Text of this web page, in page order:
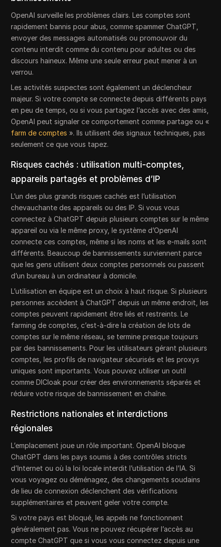
OpenAI surveille les problèmes clairs. Les comptes sont
rapidement bannis pour abus, comme spammer ChatGPT,
envoyer des messages automatisés ou promouvoir du
contenu interdit comme du contenu pour adultes ou des
discours haineux. Même une seule erreur peut mener à un
verrou.
Les activités suspectes sont également un déclencheur
majeur. Si votre compte se connecte depuis différents pays
en peu de temps, ou si vous partagez l’accès avec des amis,
OpenAI peut signaler ce comportement comme partage ou «
farm de comptes ». Ils utilisent des signaux techniques, pas
seulement ce que vous tapez.
Risques cachés : utilisation multi-comptes,
appareils partagés et problèmes d’IP
L’un des plus grands risques cachés est l’utilisation
chevauchante des appareils ou des IP. Si vous vous
connectez à ChatGPT depuis plusieurs comptes sur le même
appareil ou via le même proxy, le système d’OpenAI
connecte ces comptes, même si les noms et les e-mails sont
différents. Beaucoup de bannissements surviennent parce
que les gens utilisent deux comptes personnels ou passent
d’un bureau à un ordinateur à domicile.
L’utilisation en équipe est un choix à haut risque. Si plusieurs
personnes accèdent à ChatGPT depuis un même endroit, les
comptes peuvent rapidement être liés et restreints. Le
farming de comptes, c’est-à-dire la création de lots de
comptes sur le même réseau, se termine presque toujours
par des bannissements. Pour les utilisateurs gérant plusieurs
comptes, les profils de navigateur sécurisés et les proxys
uniques sont importants. Vous pouvez utiliser un outil
comme DICloak pour créer des environnements séparés et
réduire votre risque de bannissement en chaîne.
Restrictions nationales et interdictions
régionales
L’emplacement joue un rôle important. OpenAI bloque
ChatGPT dans les pays soumis à des contrôles stricts
d’Internet ou où la loi locale interdit l’utilisation de l’IA. Si
vous voyagez ou déménagez, des changements soudains
de lieu de connexion déclenchent des vérifications
supplémentaires et peuvent geler votre compte.
Si votre pays est bloqué, les appels ne fonctionnent
généralement pas. Vous ne pouvez récupérer l’accès au
compte ChatGPT que si vous vous connectez depuis une